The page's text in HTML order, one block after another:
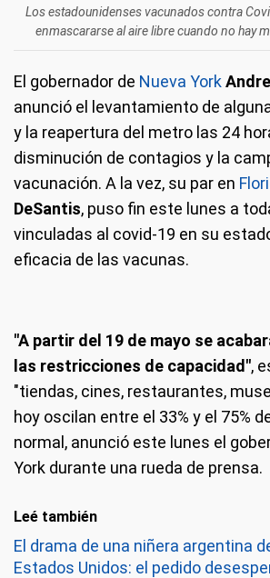
Los estadounidenses vacunados contra
enmascararse al aire libre cuando no hay
El gobernador de Nueva York
anunció el levantamiento de
y la reapertura del metro las 24
disminución de contagios y la
vacunación. A la vez, su par en
DeSantis, puso fin este lunes a
vinculadas al covid-19 en su
eficacia de las vacunas.
"A partir del 19 de mayo se
las restricciones de capacidad",
"tiendas, cines, restaurantes,
hoy oscilan entre el 33% y el 75%
normal, anunció este lunes el
York durante una rueda de prensa.
Leé también
El drama de una niñera argentina
Estados Unidos: el pedido